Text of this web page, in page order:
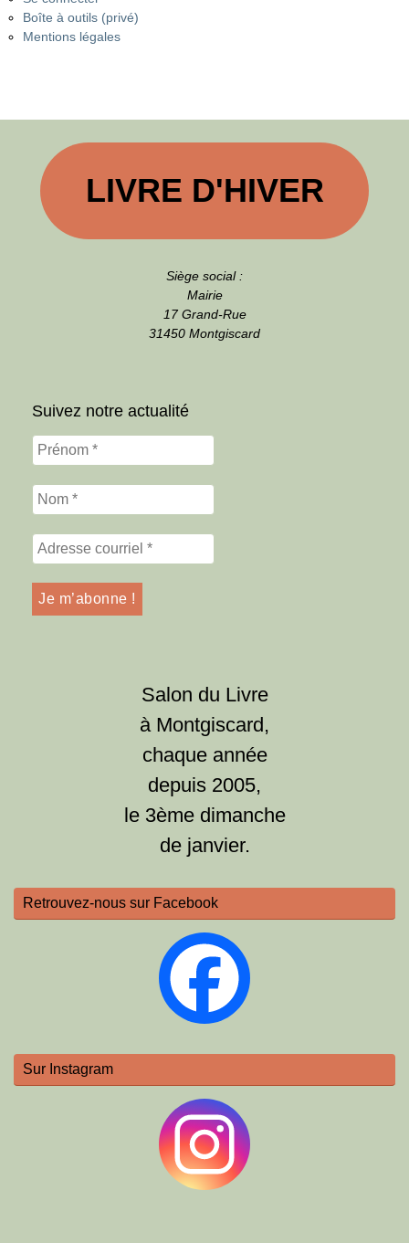
Boîte à outils (privé)
Mentions légales
LIVRE D'HIVER
Siège social :
Mairie
17 Grand-Rue
31450 Montgiscard
Suivez notre actualité
Salon du Livre
à Montgiscard,
chaque année
depuis 2005,
le 3ème dimanche
de janvier.
Retrouvez-nous sur Facebook
Sur Instagram